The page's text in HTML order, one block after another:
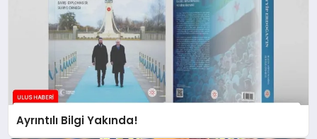
Ayrıntılı Bilgi Yakında!